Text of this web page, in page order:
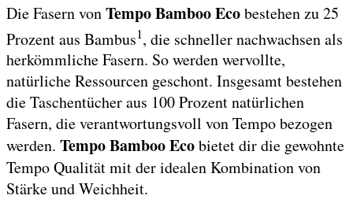
Die Fasern vonTempo Bamboo Ecobestehen zu 25
Prozent aus Bambus1, die schneller nachwachsen als
herkömmliche Fasern. So werden wervollte,
natürliche Ressourcen geschont. Insgesamt bestehen
die Taschentücher aus 100 Prozent natürlichen
Fasern, die verantwortungsvoll von Tempo bezogen
werden. Tempo Bamboo Ecobietet dir die gewohnte
Tempo Qualität mit der idealen Kombination von
Stärke und Weichheit.